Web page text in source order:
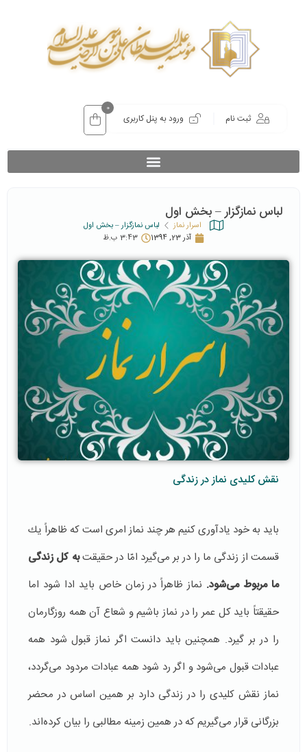
ثبت نام ورود به پنل کاربری
0
لباس نمازگزار – بخش اول
اسرار نماز
لباس نمازگزار – بخش اول
آذر 23, 1394
3:43 ب.ظ
نقش کلیدی نماز در زندگی
باید به خود یادآوری كنیم هر چند نماز امری است كه ظاهراً یك
قسمت از زندگی ما را در بر می‌گیرد امّا در حقیقتبه كل زندگی
ما مربوط می‌شود. نماز ظاهراً در زمان خاص باید ادا شود اما
حقیقتاً‌ باید كل عمر را در نماز باشیم و شعاع آن همه روزگارمان
را در بر گیرد. همچنین باید دانست اگر نماز قبول شود همه
عبادات قبول می‌شود و اگر رد شود همه عبادات مردود می‌گردد،
نماز نقش كلیدی را در زندگی دارد بر همین اساس در محضر
بزرگانی قرار می‌گیریم كه در همین زمینه مطالبی را بیان كرده‌اند.